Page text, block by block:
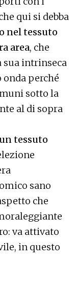
qui si debba
nel tessuto
area, che
sua intrinseca
onda perché
sotto la
al di sopra
tessuto
sano
che
va attivato
in questo